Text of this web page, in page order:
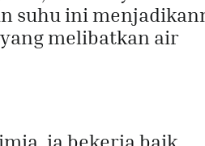
suhu ini
melibatkan air
ia bekerja baik